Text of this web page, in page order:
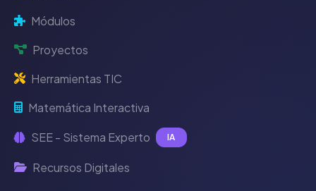
Módulos
Proyectos
Herramientas TIC
Matemática Interactiva
SEE - Sistema Experto IA
Recursos Digitales